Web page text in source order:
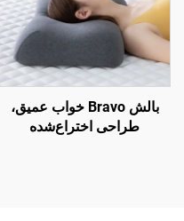
بالش Bravo خواب عمیق،
طراحی اختراع‌شده